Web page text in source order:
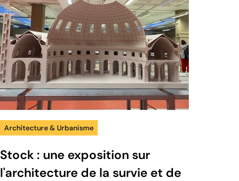
Architecture & Urbanisme
Stock : une exposition sur
l'architecture de la survie et de